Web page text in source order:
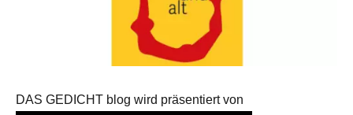
DAS GEDICHT blog wird präsentiert von